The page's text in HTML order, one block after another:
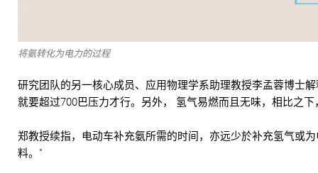
将氨转化为电力的过程
研究团队的另一核心成员、应用物理学系助理教授李孟蓉博士
就要超过700巴压力才行。另外， 氢气易燃而且无味，相比之
郑教授续指，电动车补充氨所需的时间，亦远少於补充氢气或
料。"